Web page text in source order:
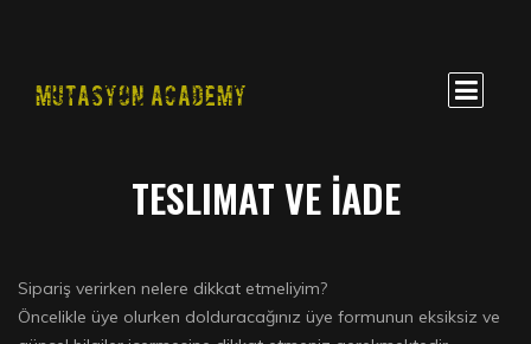
MUTASYON ACADEMY
TESLIMAT VE İADE
Sipariş verirken nelere dikkat etmeliyim?
Öncelikle üye olurken dolduracağınız üye formunun eksiksiz ve